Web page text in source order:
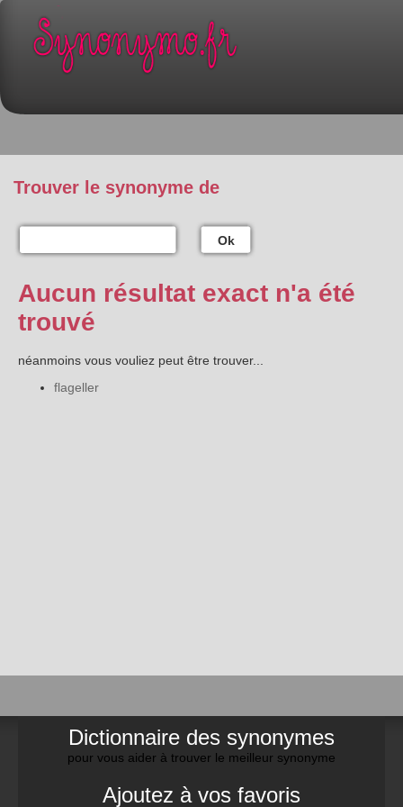
Trouver le synonyme de
Ok
Aucun résultat exact n'a été
trouvé
néanmoins vous vouliez peut être trouver...
flageller
Dictionnaire des synonymes
pour vous aider à trouver le meilleur synonyme
Ajoutez à vos favoris